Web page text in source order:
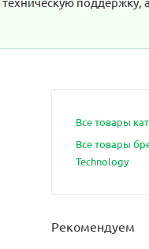
Все товары
Все товары
Technology
Рекомендуем